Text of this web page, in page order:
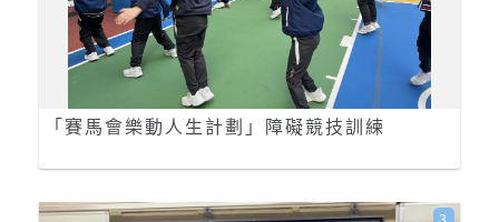
「賽馬會樂動人生計劃」障礙競技訓練